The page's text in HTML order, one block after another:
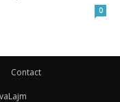
0
Contact